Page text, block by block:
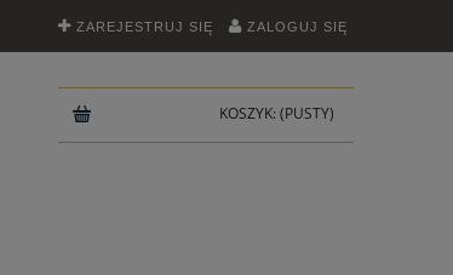
ZAREJESTRUJ SIĘ ZALOGUJ SIĘ
KOSZYK: (PUSTY)